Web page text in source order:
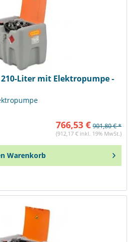
210-Liter mit Elektropumpe -
766,53 € 901,80 € *
(912,17 € inkl. 19% MwSt.)
Warenkorb